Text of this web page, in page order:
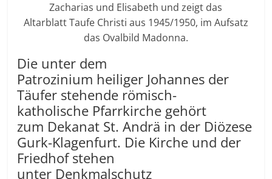
Zacharias und Elisabeth und zeigt das
Altarblatt Taufe Christi aus 1945/1950, im Aufsatz
das Ovalbild Madonna.
Die unter dem
Patrozinium heiliger Johannes der
Täufer stehende römisch-
katholische Pfarrkirche gehört
zum Dekanat St. Andrä in der Diözese
Gurk-Klagenfurt. Die Kirche und der
Friedhof stehen
unter Denkmalschutz